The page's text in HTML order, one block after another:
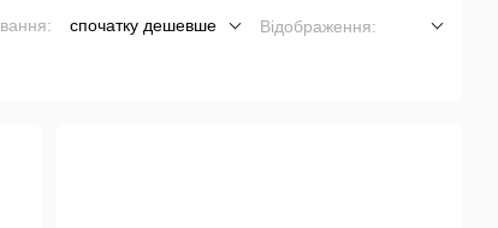
спочатку дешевше Відображення: